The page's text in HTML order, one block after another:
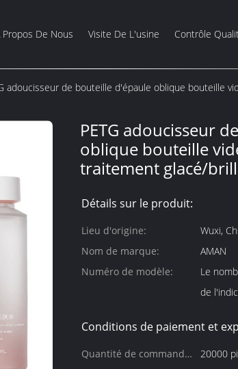
Propos De Nous Visite De L'usine Contrôle
adoucisseur de bouteille d'épaule oblique bouteille
PETG adoucisseur
oblique bouteille
traitement glacé/
Détails sur le produit:
Lieu d'origine:
Wuxi,
Nom de marque:
AMAN
Numéro de modèle:
Le
de
Conditions de paiement et
Quantité de commande
20000